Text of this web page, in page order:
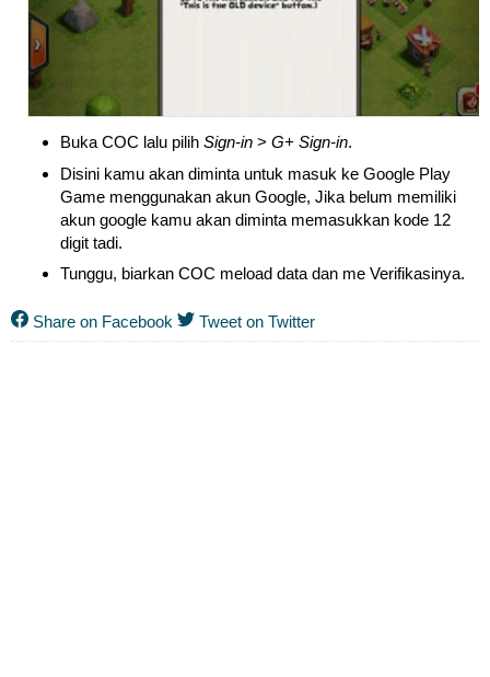
Buka COC lalu pilih Sign-in > G+ Sign-in.
Disini kamu akan diminta untuk masuk ke Google Play
Game menggunakan akun Google, Jika belum memiliki
akun google kamu akan diminta memasukkan kode 12
digit tadi.
Tunggu, biarkan COC meload data dan me Verifikasinya.
Share on Facebook Tweet on Twitter